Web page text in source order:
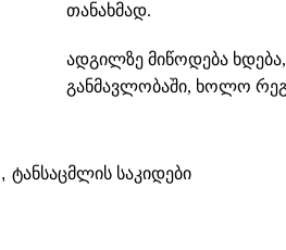
თანახმად.
ადგილზე მიწოდება
განმავლობაში, ხოლო
, ტანსაცმლის საკიდები